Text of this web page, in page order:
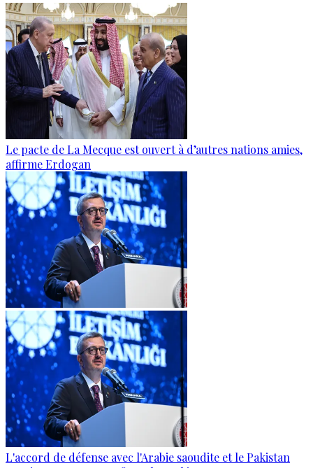
Le pacte de La Mecque est ouvert à d’autres nations amies,
affirme Erdogan
L'accord de défense avec l'Arabie saoudite et le Pakistan